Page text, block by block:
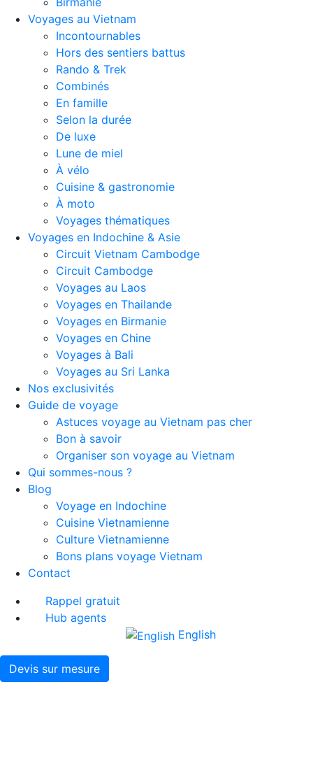
Voyages au Vietnam
Incontournables
Hors des sentiers battus
Rando & Trek
Combinés
En famille
Selon la durée
De luxe
Lune de miel
À vélo
Cuisine & gastronomie
À moto
Voyages thématiques
Voyages en Indochine & Asie
Circuit Vietnam Cambodge
Circuit Cambodge
Voyages au Laos
Voyages en Thailande
Voyages en Birmanie
Voyages en Chine
Voyages à Bali
Voyages au Sri Lanka
Nos exclusivités
Guide de voyage
Astuces voyage au Vietnam pas cher
Bon à savoir
Organiser son voyage au Vietnam
Qui sommes-nous ?
Blog
Voyage en Indochine
Cuisine Vietnamienne
Culture Vietnamienne
Bons plans voyage Vietnam
Contact
Rappel gratuit
Hub agents
English
Devis sur mesure